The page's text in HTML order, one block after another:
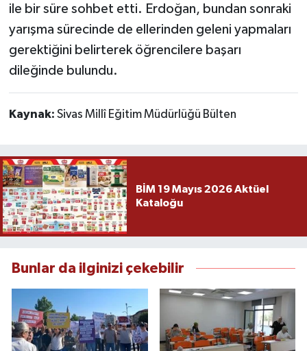
ile bir süre sohbet etti. Erdoğan, bundan sonraki
yarışma sürecinde de ellerinden geleni yapmaları
gerektiğini belirterek öğrencilere başarı
dileğinde bulundu.
Kaynak: Sivas Millî Eğitim Müdürlüğü Bülten
BİM 19 Mayıs 2026 Aktüel
Kataloğu
Bunlar da ilginizi çekebilir